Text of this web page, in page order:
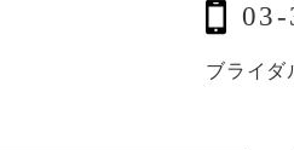
03-
ブライ